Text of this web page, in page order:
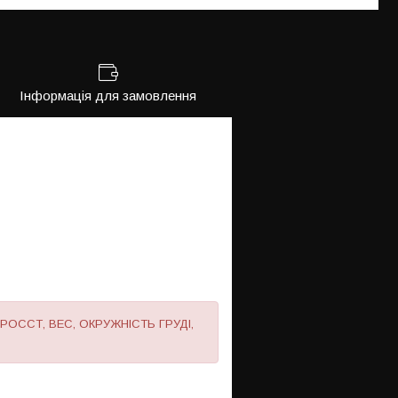
Інформація для замовлення
РОССТ, ВЕС, ОКРУЖНІСТЬ ГРУДІ,